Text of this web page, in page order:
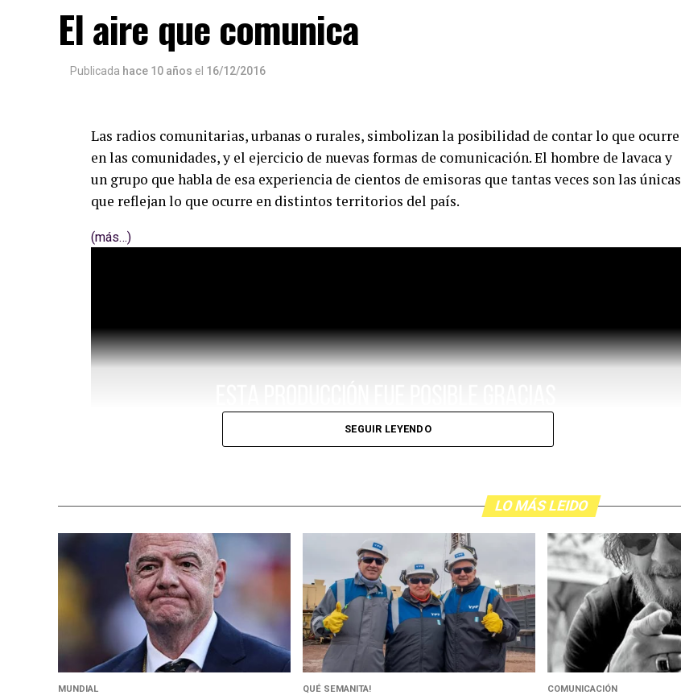
El aire que comunica
Publicada hace 10 años el 16/12/2016
Las radios comunitarias, urbanas o rurales, simbolizan la posibilidad de contar lo que ocurre
en las comunidades, y el ejercicio de nuevas formas de comunicación. El hombre de lavaca y
un grupo que habla de esa experiencia de cientos de emisoras que tantas veces son las únicas
que reflejan lo que ocurre en distintos territorios del país.
(más…)
SEGUIR LEYENDO
LO MÁS LEIDO
MUNDIAL QUÉ SEMANITA! COMUNICACIÓN